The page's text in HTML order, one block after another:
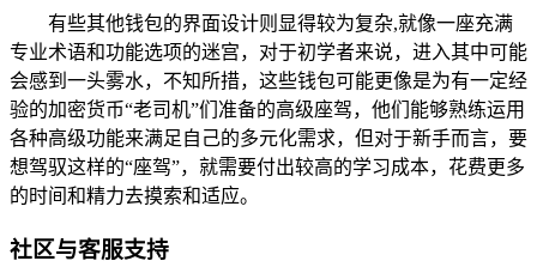
有些其他钱包的界面设计则显得较为复杂,就像一座充满
专业术语和功能选项的迷宫，对于初学者来说，进入其中可能
会感到一头雾水，不知所措，这些钱包可能更像是为有一定经
验的加密货币“老司机”们准备的高级座驾，他们能够熟练运用
各种高级功能来满足自己的多元化需求，但对于新手而言，要
想驾驭这样的“座驾”，就需要付出较高的学习成本，花费更多
的时间和精力去摸索和适应。
社区与客服支持